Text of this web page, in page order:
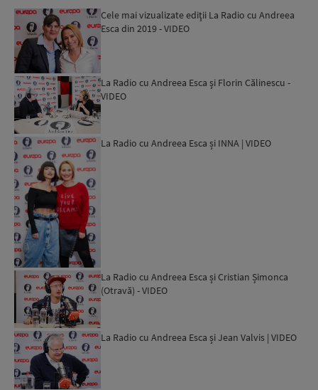
Cele mai vizualizate ediţii La Radio cu Andreea
Esca din 2019 - VIDEO
La Radio cu Andreea Esca şi Florin Călinescu -
VIDEO
La Radio cu Andreea Esca și INNA | VIDEO
La Radio cu Andreea Esca și Cristian Șimonca
(Otravă) - VIDEO
La Radio cu Andreea Esca și Jean Valvis | VIDEO